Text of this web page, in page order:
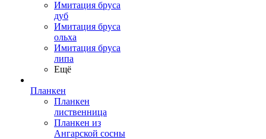
Имитация бруса
дуб
Имитация бруса
ольха
Имитация бруса
липа
Ещё
Планкен
Планкен
лиственница
Планкен из
Ангарской сосны